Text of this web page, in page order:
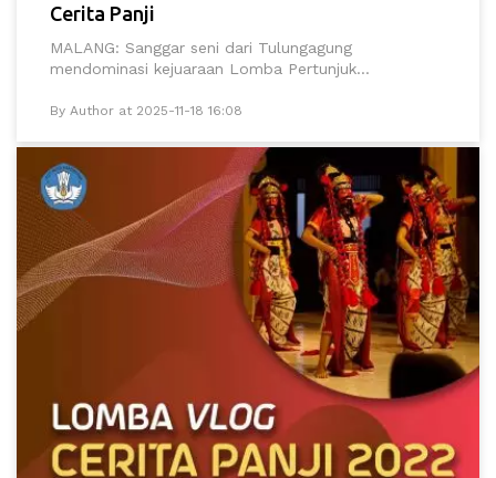
Cerita Panji
MALANG: Sanggar seni dari Tulungagung
mendominasi kejuaraan Lomba Pertunjuk...
By Author at 2025-11-18 16:08